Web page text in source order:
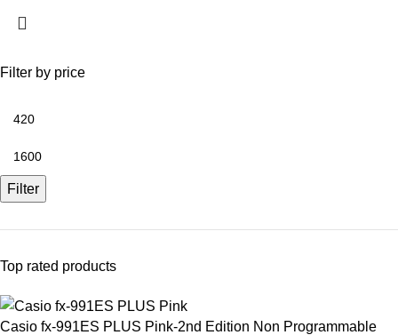
Filter by price
Filter
Top rated products
Casio fx-991ES PLUS Pink-2nd Edition Non Programmable